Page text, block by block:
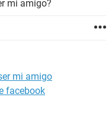
mi amigo?
mi amigo
facebook